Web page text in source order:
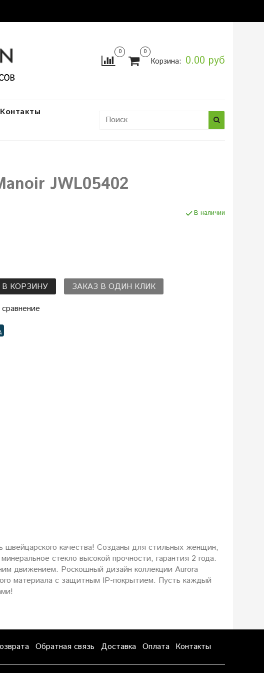
0 0
Корзина: 0.00 руб
Контакты
JWL05402
В наличии
В КОРЗИНУ
ЗАКАЗ В ОДИН КЛИК
швейцарского качества! Созданы для стильных женщин,
стекло высокой прочности, гарантия 2 года.
движением. Роскошный дизайн коллекции Aurora
материала с защитным IP-покрытием. Пусть каждый
Обратная связь Доставка Оплата Контакты